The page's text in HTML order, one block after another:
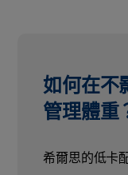
如何在不
管理體重
希爾思的低卡